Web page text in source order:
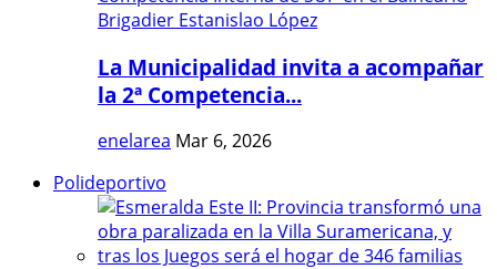
La Municipalidad invita a acompañar
la 2ª Competencia...
enelarea Mar 6, 2026
Polideportivo